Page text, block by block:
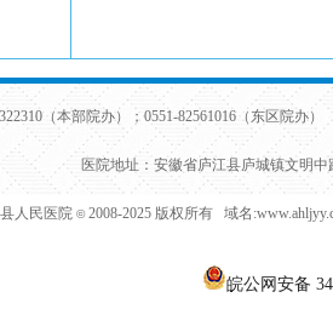
（本部院办）；0551-82561016（东区院办
医院地址：安徽省庐江县庐城镇文明
人民医院 © 2008-2025 版权所有 域名
皖公网安备